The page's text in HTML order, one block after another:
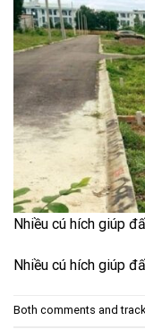
Nhiều cú hích giúp
Nhiều cú hích giúp
Both comments and